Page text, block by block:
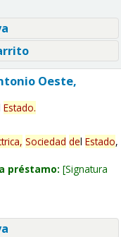
Oeste,
Estado.
Sociedad del Estado,
préstamo: Signatura